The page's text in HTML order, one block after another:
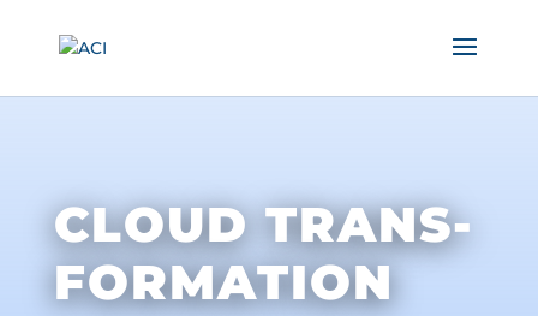
CLOUD TRANS-
FORMATION